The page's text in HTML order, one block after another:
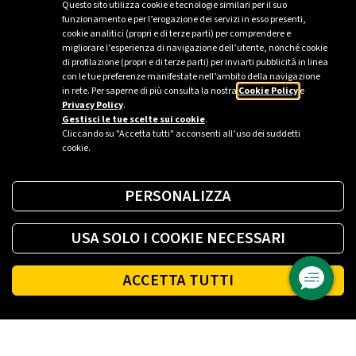
Questo sito utilizza cookie e tecnologie similari per il suo
funzionamento e per l’erogazione dei servizi in esso presenti,
cookie analitici (propri e di terze parti) per comprendere e
migliorare l’esperienza di navigazione dell’utente, nonché cookie
di profilazione (propri e di terze parti) per inviarti pubblicità in linea
con le tue preferenze manifestate nell’ambito della navigazione
in rete. Per saperne di più consulta la nostra Cookie Policye
Privacy Policy.
Gestisci le tue scelte sui cookie.
Cliccando su "Accetta tutti" acconsenti all’uso dei suddetti
cookie.
PERSONALIZZA
USA SOLO I COOKIE NECESSARI
ACCETTA TUTTI